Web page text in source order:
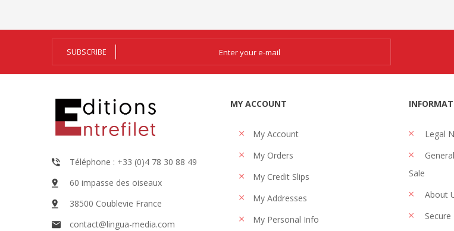
SUBSCRIBE
Téléphone : +33 (0)4 78 30 88 49
60 impasse des oiseaux
38500 Coublevie France
contact@lingua-media.com
MY ACCOUNT
My Account
My Orders
My Credit Slips
My Addresses
My Personal Info
Legal
Sale
About